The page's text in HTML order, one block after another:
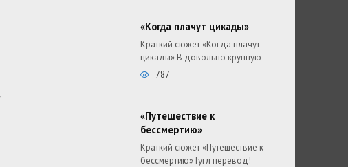
«Когда плачут цикады»
Краткий сюжет «Когда плачут
цикады» В довольно крупную
787
«Путешествие к
бессмертию»
Краткий сюжет «Путешествие к
бессмертию» Гугл перевод!